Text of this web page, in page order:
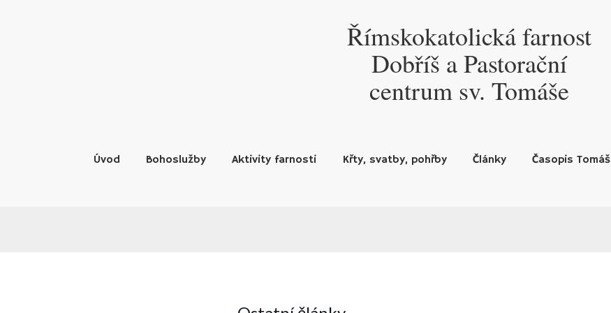
Římskokatolická farnost
Dobříš a Pastorační
centrum sv. Tomáše
Úvod Bohoslužby Aktivity farnosti Křty, svatby, pohřby Články Časopis Tomáš